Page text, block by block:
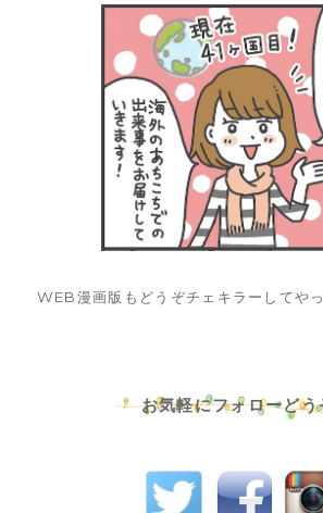
WEB漫画版もどうぞチェキラーしてや
お気軽にフォローどう